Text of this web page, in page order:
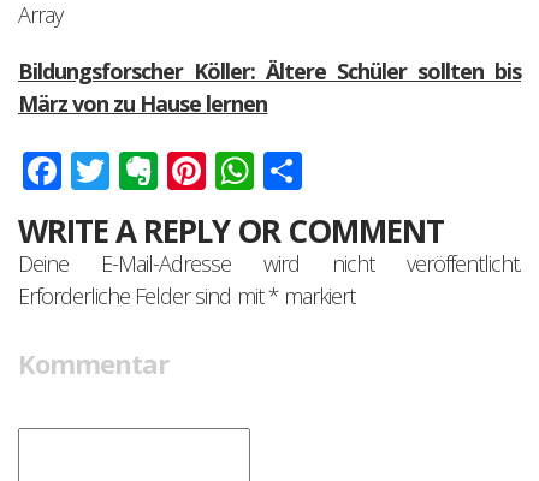
Array
Bildungsforscher Köller: Ältere Schüler sollten bis
März von zu Hause lernen
Facebook
Twitter
Evernote
Pinterest
WhatsApp
WRITE A REPLY OR COMMENT
Deine E-Mail-Adresse wird nicht veröffentlicht.
Erforderliche Felder sind mit*markiert
Kommentar